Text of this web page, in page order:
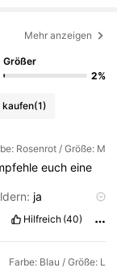
Mehr anzeigen
Größer
2%
(1)
Rosenrot / Größe: M
euch eine
ja
Hilfreich (40)
Farbe: Blau / Größe: L